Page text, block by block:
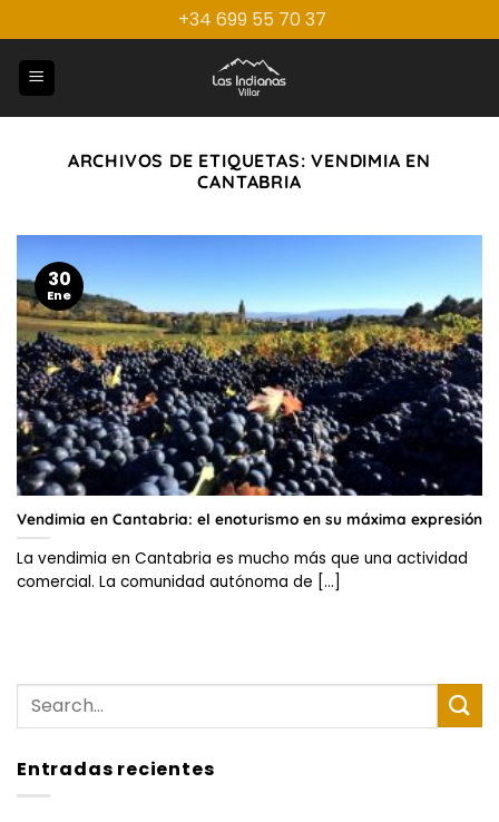
al
contenido
+34 699 55 70 37
ARCHIVOS DE ETIQUETAS:VENDIMIA EN
CANTABRIA
Vendimia en Cantabria: el enoturismo en su máxima expresión
La vendimia en Cantabria es mucho más que una actividad
comercial. La comunidad autónoma de [...]
30
Ene
Entradas recientes